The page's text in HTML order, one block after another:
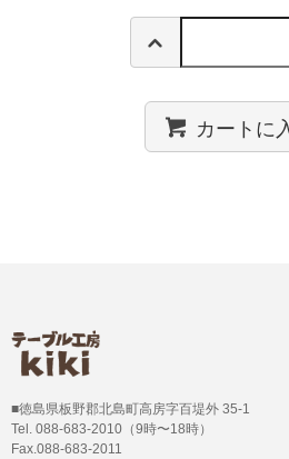
カートに
■徳島県板野郡北島町高房字百堤外 35-1
Tel. 088-683-2010（9時〜18時）
Fax.088-683-2011